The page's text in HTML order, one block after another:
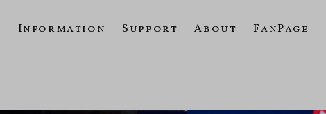
Information Support About FanPage